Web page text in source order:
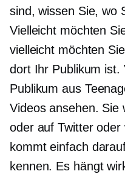
sind, wissen Sie, wo
Vielleicht möchten
vielleicht möchten
dort Ihr Publikum ist.
Publikum aus
Videos ansehen. Sie
oder auf Twitter
kommt einfach
kennen. Es hängt